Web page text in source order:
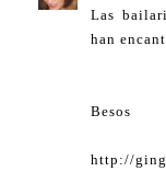
Las
han
Besos
http://